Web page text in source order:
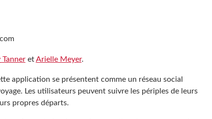
TanneretArielle Meyer.
application se présentent comme un réseau social
Les utilisateurs peuvent suivre les périples de leurs
propres départs.